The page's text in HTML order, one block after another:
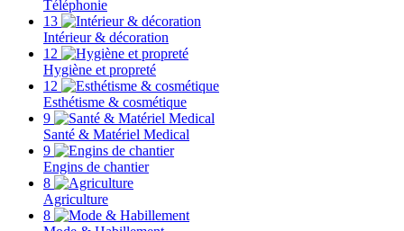
Téléphonie
13
Intérieur & décoration
12
Hygiène et propreté
12
Esthétisme & cosmétique
9
Santé & Matériel Medical
9
Engins de chantier
8
Agriculture
8